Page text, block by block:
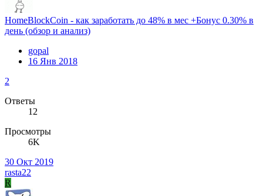
HomeBlockCoin - как заработать до 48% в мес +Бонус 0.30% в
день (обзор и анализ)
gopal
16 Янв 2018
2
Ответы
12
Просмотры
6K
30 Окт 2019
rasta22
R